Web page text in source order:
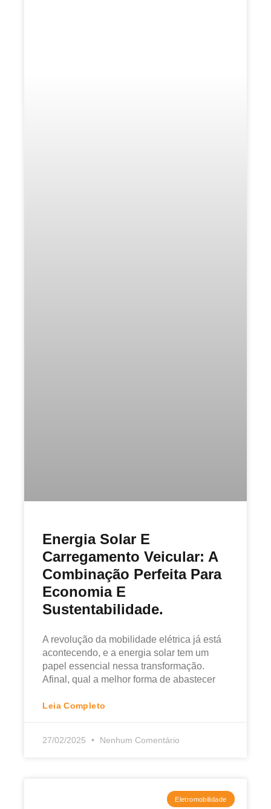
Energia Solar E
Carregamento Veicular: A
Combinação Perfeita Para
Economia E
Sustentabilidade.
A revolução da mobilidade elétrica já está
acontecendo, e a energia solar tem um
papel essencial nessa transformação.
Afinal, qual a melhor forma de abastecer
Leia Completo
27/02/2025 Nenhum Comentário
Eletromobilidade